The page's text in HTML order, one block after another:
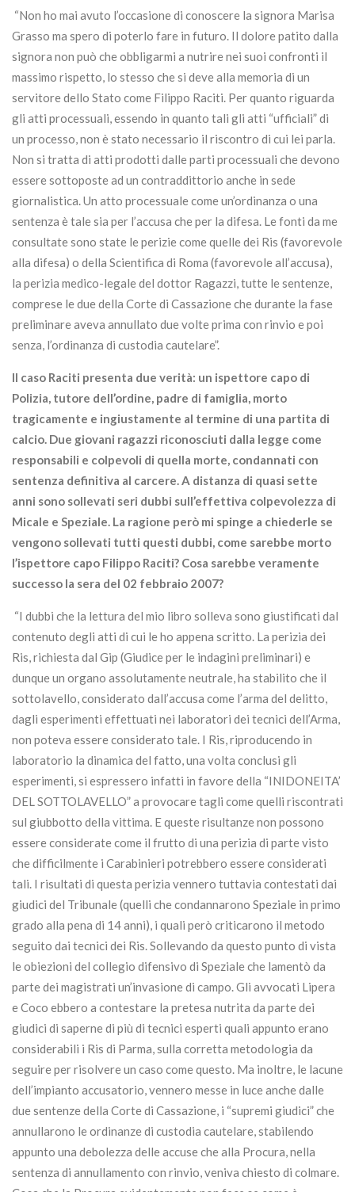
“Non ho mai avuto l’occasione di conoscere la signora Marisa
Grasso ma spero di poterlo fare in futuro. Il dolore patito dalla
signora non può che obbligarmi a nutrire nei suoi confronti il
massimo rispetto, lo stesso che si deve alla memoria di un
servitore dello Stato come Filippo Raciti. Per quanto riguarda
gli atti processuali, essendo in quanto tali gli atti “ufficiali” di
un processo, non è stato necessario il riscontro di cui lei parla.
Non si tratta di atti prodotti dalle parti processuali che devono
essere sottoposte ad un contraddittorio anche in sede
giornalistica. Un atto processuale come un’ordinanza o una
sentenza è tale sia per l’accusa che per la difesa. Le fonti da me
consultate sono state le perizie come quelle dei Ris (favorevole
alla difesa) o della Scientifica di Roma (favorevole all’accusa),
la perizia medico-legale del dottor Ragazzi, tutte le sentenze,
comprese le due della Corte di Cassazione che durante la fase
preliminare aveva annullato due volte prima con rinvio e poi
senza, l’ordinanza di custodia cautelare”.
Il caso Raciti presenta due verità: un ispettore capo di
Polizia, tutore dell’ordine, padre di famiglia, morto
tragicamente e ingiustamente al termine di una partita di
calcio. Due giovani ragazzi riconosciuti dalla legge come
responsabili e colpevoli di quella morte, condannati con
sentenza definitiva al carcere. A distanza di quasi sette
anni sono sollevati seri dubbi sull’effettiva colpevolezza di
Micale e Speziale. La ragione però mi spinge a chiederle se
vengono sollevati tutti questi dubbi, come sarebbe morto
l’ispettore capo Filippo Raciti? Cosa sarebbe veramente
successo la sera del 02 febbraio 2007?
“I dubbi che la lettura del mio libro solleva sono giustificati dal
contenuto degli atti di cui le ho appena scritto. La perizia dei
Ris, richiesta dal Gip (Giudice per le indagini preliminari) e
dunque un organo assolutamente neutrale, ha stabilito che il
sottolavello, considerato dall’accusa come l’arma del delitto,
dagli esperimenti effettuati nei laboratori dei tecnici dell’Arma,
non poteva essere considerato tale. I Ris, riproducendo in
laboratorio la dinamica del fatto, una volta conclusi gli
esperimenti, si espressero infatti in favore della “INIDONEITA’
DEL SOTTOLAVELLO” a provocare tagli come quelli riscontrati
sul giubbotto della vittima. E queste risultanze non possono
essere considerate come il frutto di una perizia di parte visto
che difficilmente i Carabinieri potrebbero essere considerati
tali. I risultati di questa perizia vennero tuttavia contestati dai
giudici del Tribunale (quelli che condannarono Speziale in primo
grado alla pena di 14 anni), i quali però criticarono il metodo
seguito dai tecnici dei Ris. Sollevando da questo punto di vista
le obiezioni del collegio difensivo di Speziale che lamentò da
parte dei magistrati un’invasione di campo. Gli avvocati Lipera
e Coco ebbero a contestare la pretesa nutrita da parte dei
giudici di saperne di più di tecnici esperti quali appunto erano
considerabili i Ris di Parma, sulla corretta metodologia da
seguire per risolvere un caso come questo. Ma inoltre, le lacune
dell’impianto accusatorio, vennero messe in luce anche dalle
due sentenze della Corte di Cassazione, i “supremi giudici” che
annullarono le ordinanze di custodia cautelare, stabilendo
appunto una debolezza delle accuse che alla Procura, nella
sentenza di annullamento con rinvio, veniva chiesto di colmare.